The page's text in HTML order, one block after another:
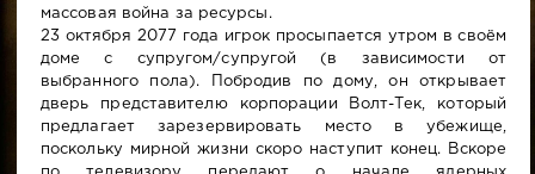
массовая война за ресурсы.
23 октября 2077 года игрок просыпается утром в своём
доме с супругом/супругой (в зависимости от
выбранного пола). Побродив по дому, он открывает
дверь представителю корпорации Волт-Тек, который
предлагает зарезервировать место в убежище,
поскольку мирной жизни скоро наступит конец. Вскоре